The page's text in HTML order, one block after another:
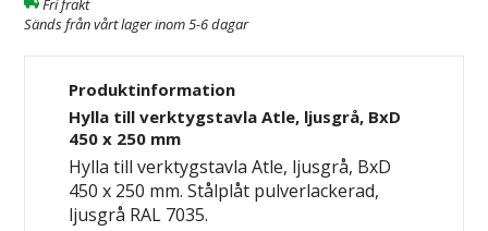
Fri frakt
Sänds från vårt lager inom 5-6 dagar
Produktinformation
Hylla till verktygstavla Atle, ljusgrå, BxD
450 x 250 mm
Hylla till verktygstavla Atle, ljusgrå, BxD
450 x 250 mm. Stålplåt pulverlackerad,
ljusgrå RAL 7035.